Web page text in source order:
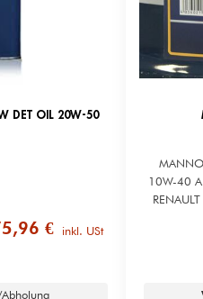
DET OIL 20W-50
€ inkl. USt
10W-40 API SN/SM/CF MERCEDES-BENZ MB 229.1
RENAULT